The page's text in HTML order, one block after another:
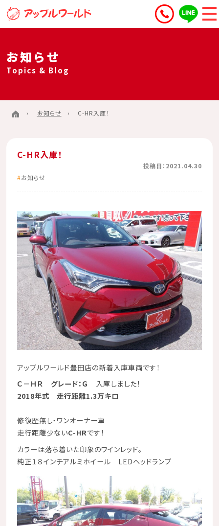
お知らせ
Topics & Blog
お知らせ C-HR入庫！
C-HR入庫！
投稿日：2021.04.30
お知らせ
アップルワールド豊田店の新着入庫車両です！
Ｃ－ＨＲ グレード：Ｇ
入庫しました！
2018年式 走行距離1.3万キロ
修復歴無し・ワンオーナー車
走行距離少ないC-HRです！
カラーは落ち着いた印象のワインレッド。
純正１８インチアルミホイール LEDヘッドランプ